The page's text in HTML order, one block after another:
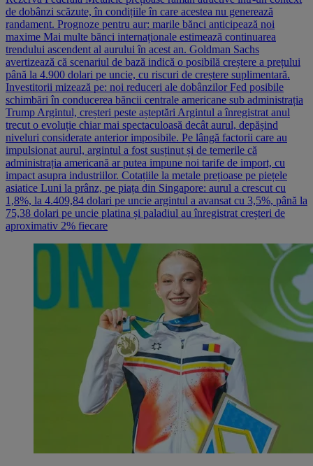
de dobânzi scăzute, în condițiile în care acestea nu generează
randament. Prognoze pentru aur: marile bănci anticipează noi
maxime Mai multe bănci internaționale estimează continuarea
trendului ascendent al aurului în acest an. Goldman Sachs
avertizează că scenariul de bază indică o posibilă creștere a prețului
până la 4.900 dolari pe uncie, cu riscuri de creștere suplimentară.
Investitorii mizează pe: noi reduceri ale dobânzilor Fed posibile
schimbări în conducerea băncii centrale americane sub administrația
Trump Argintul, creșteri peste așteptări Argintul a înregistrat anul
trecut o evoluție chiar mai spectaculoasă decât aurul, depășind
niveluri considerate anterior imposibile. Pe lângă factorii care au
impulsionat aurul, argintul a fost susținut și de temerile că
administrația americană ar putea impune noi tarife de import, cu
impact asupra industriilor. Cotațiile la metale prețioase pe piețele
asiatice Luni la prânz, pe piața din Singapore: aurul a crescut cu
1,8%, la 4.409,84 dolari pe uncie argintul a avansat cu 3,5%, până la
75,38 dolari pe uncie platina și paladiul au înregistrat creșteri de
aproximativ 2% fiecare